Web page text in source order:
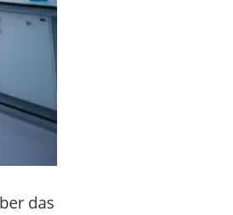
das